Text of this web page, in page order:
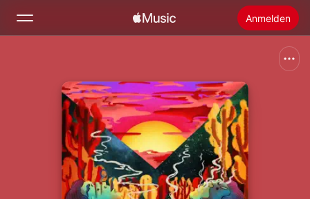
Anmelden
Startseite
Radio
Apple Music installieren